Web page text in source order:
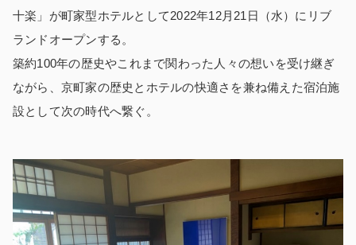
十楽」が町家型ホテルとして2022年12月21日（水）にリブ
ランドオープンする。
築約100年の歴史やこれまで関わった人々の想いを受け継ぎ
ながら、京町家の歴史とホテルの快適さを兼ね備えた宿泊施
設として次の時代へ繋ぐ。